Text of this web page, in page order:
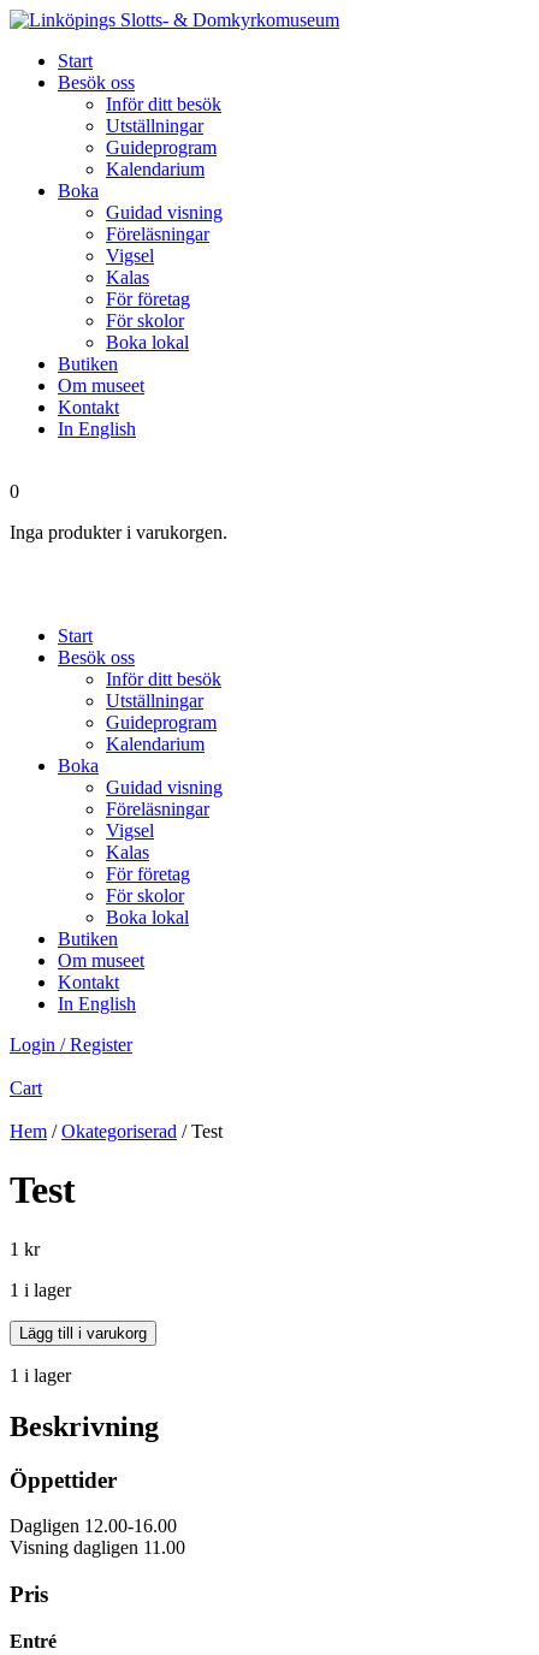
Start
Besök oss
Inför ditt besök
Utställningar
Guideprogram
Kalendarium
Boka
Guidad visning
Föreläsningar
Vigsel
Kalas
För företag
För skolor
Boka lokal
Butiken
Om museet
Kontakt
In English
0
Inga produkter i varukorgen.
Start
Besök oss
Inför ditt besök
Utställningar
Guideprogram
Kalendarium
Boka
Guidad visning
Föreläsningar
Vigsel
Kalas
För företag
För skolor
Boka lokal
Butiken
Om museet
Kontakt
In English
Login / Register
Cart
Hem /Okategoriserad / Test
Test
1 kr
1 i lager
AntalLägg till i varukorg
1 i lager
Beskrivning
Öppettider
Dagligen 12.00-16.00
Visning dagligen 11.00
Pris
Entré